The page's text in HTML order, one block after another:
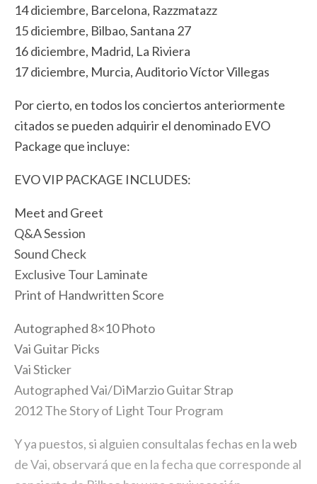
14 diciembre, Barcelona, Razzmatazz
15 diciembre, Bilbao, Santana 27
16 diciembre, Madrid, La Riviera
17 diciembre, Murcia, Auditorio Víctor Villegas
Por cierto, en todos los conciertos anteriormente
citados se pueden adquirir el denominado EVO
Package que incluye:
EVO VIP PACKAGE INCLUDES:
Meet and Greet
Q&A Session
Sound Check
Exclusive Tour Laminate
Print of Handwritten Score
Autographed 8×10 Photo
Vai Guitar Picks
Vai Sticker
Autographed Vai/DiMarzio Guitar Strap
2012 The Story of Light Tour Program
Y ya puestos, si alguien consultalas fechas en laweb
de Vai, observará que en la fecha que corresponde al